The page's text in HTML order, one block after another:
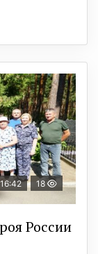
18
России